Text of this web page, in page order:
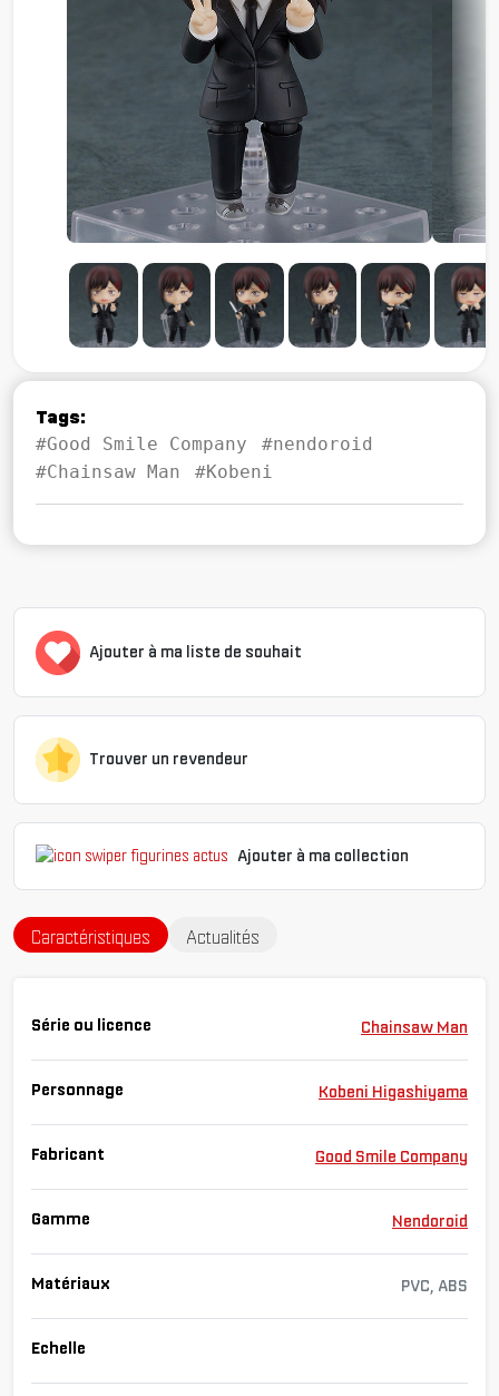
Tags:
#Good Smile Company
#nendoroid
#Chainsaw Man
#Kobeni
Ajouter à ma liste de souhait
Trouver un revendeur
Ajouter à ma collection
Caractéristiques Actualités
Série ou licence Chainsaw Man
Personnage Kobeni Higashiyama
Fabricant Good Smile Company
Gamme Nendoroid
Matériaux PVC, ABS
Echelle